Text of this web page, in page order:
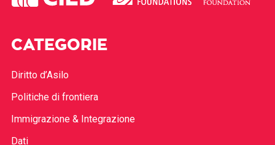
CATEGORIE
Diritto d’Asilo
Politiche di frontiera
Immigrazione & Integrazione
Dati